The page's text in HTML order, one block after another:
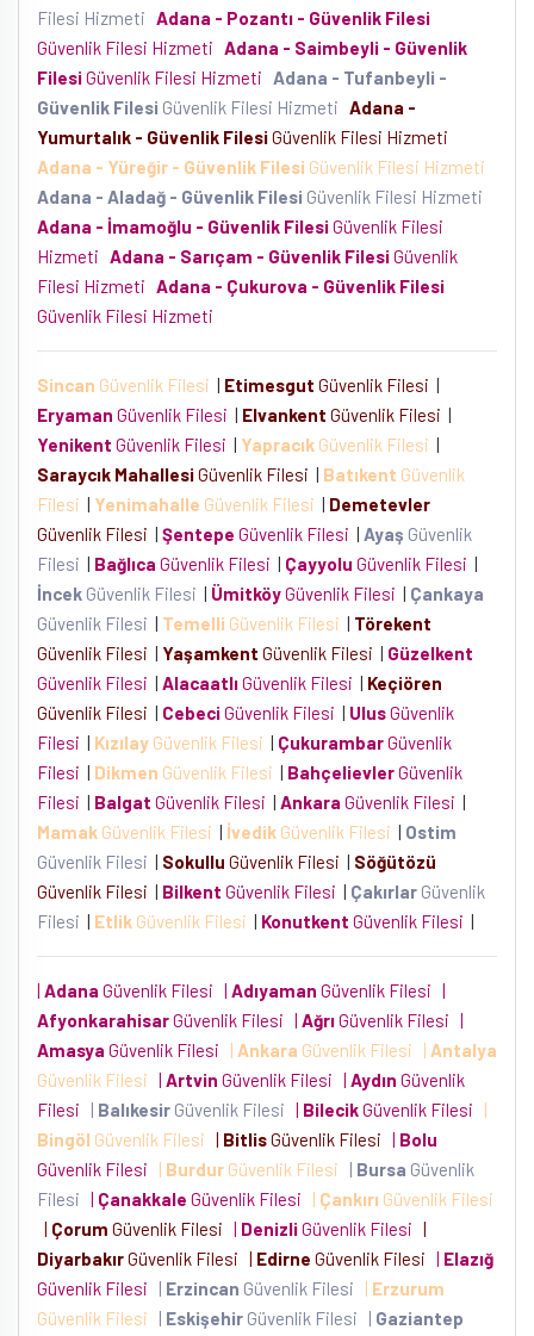
Filesi Hizmeti Adana - Pozantı - Güvenlik Filesi
Güvenlik Filesi Hizmeti Adana - Saimbeyli - Güvenlik
FilesiGüvenlik Filesi Hizmeti Adana - Tufanbeyli -
Güvenlik Filesi Güvenlik Filesi Hizmeti Adana -
Yumurtalık - Güvenlik FilesiGüvenlik Filesi Hizmeti
Adana - Yüreğir - Güvenlik Filesi Güvenlik Filesi Hizmeti
Adana - Aladağ - Güvenlik Filesi Güvenlik Filesi Hizmeti
Adana - İmamoğlu - Güvenlik FilesiGüvenlik Filesi
Hizmeti Adana - Sarıçam - Güvenlik FilesiGüvenlik
Filesi Hizmeti Adana - Çukurova - Güvenlik Filesi
Güvenlik Filesi Hizmeti
Sincan Güvenlik Filesi | Etimesgut Güvenlik Filesi |
Eryaman Güvenlik Filesi | Elvankent Güvenlik Filesi |
Yenikent Güvenlik Filesi | Yapracık Güvenlik Filesi |
Saraycık MahallesiGüvenlik Filesi | Batıkent Güvenlik
Filesi | Yenimahalle Güvenlik Filesi | Demetevler
Güvenlik Filesi | Şentepe Güvenlik Filesi | Ayaş Güvenlik
Filesi | Bağlıca Güvenlik Filesi | Çayyolu Güvenlik Filesi |
İncek Güvenlik Filesi | ÜmitköyGüvenlik Filesi | Çankaya
Güvenlik Filesi | Temelli Güvenlik Filesi | Törekent
Güvenlik Filesi | Yaşamkent Güvenlik Filesi | Güzelkent
Güvenlik Filesi | AlacaatlıGüvenlik Filesi | Keçiören
Güvenlik Filesi | CebeciGüvenlik Filesi | UlusGüvenlik
Filesi | Kızılay Güvenlik Filesi | ÇukurambarGüvenlik
Filesi | Dikmen Güvenlik Filesi | BahçelievlerGüvenlik
Filesi | Balgat Güvenlik Filesi | Ankara Güvenlik Filesi |
Mamak Güvenlik Filesi | İvedik Güvenlik Filesi | Ostim
Güvenlik Filesi | Sokullu Güvenlik Filesi | Söğütözü
Güvenlik Filesi | Bilkent Güvenlik Filesi | Çakırlar Güvenlik
Filesi | Etlik Güvenlik Filesi | Konutkent Güvenlik Filesi |
| Adana Güvenlik Filesi | Adıyaman Güvenlik Filesi |
AfyonkarahisarGüvenlik Filesi | AğrıGüvenlik Filesi |
Amasya Güvenlik Filesi | Ankara Güvenlik Filesi | Antalya
Güvenlik Filesi | Artvin Güvenlik Filesi | Aydın Güvenlik
Filesi
| Balıkesir Güvenlik Filesi | BilecikGüvenlik Filesi
|
Bingöl Güvenlik Filesi | BitlisGüvenlik Filesi | Bolu
Güvenlik Filesi
| Burdur Güvenlik Filesi | Bursa Güvenlik
Filesi | Çanakkale Güvenlik Filesi | Çankırı Güvenlik Filesi
| Çorum Güvenlik Filesi | DenizliGüvenlik Filesi |
DiyarbakırGüvenlik Filesi | Edirne Güvenlik Filesi | Elazığ
Güvenlik Filesi
| Erzincan Güvenlik Filesi | Erzurum
Güvenlik Filesi
| Eskişehir Güvenlik Filesi | Gaziantep